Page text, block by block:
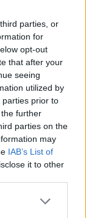
parties, or
for
opt-out
that after your
seeing
utilized by
parties prior to
further
parties on the
may
IAB’s List of
it to other
υλικό
μας στο
ή